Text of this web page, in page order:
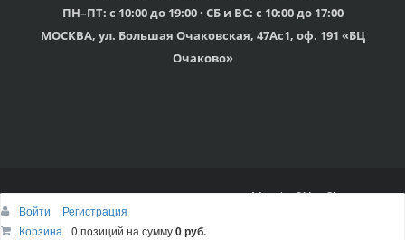
Скидки
членам клуба и
обладателям клубных
Оперативная доставка
Корзина 0 позиций на сумму0 руб.
ПН–ПТ: с 10:00 до 19:00 · СБ и ВС: с 10:00 до 17:00
МОСКВА, ул. Большая Очаковская, 47Ас1, оф. 191 «БЦ
Очаково»
© 2015г-2025г., Клубный магазин Mazda CX-5 Shop
Войти
Регистрация
Корзина
0 позиций на сумму0 руб.